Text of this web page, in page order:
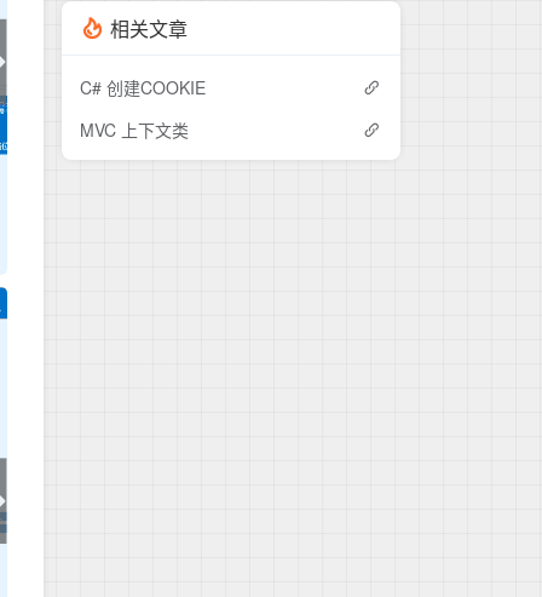
相关文章
C# 创建COOKIE
MVC 上下文类